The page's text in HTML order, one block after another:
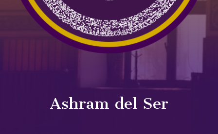
Ashram del Ser